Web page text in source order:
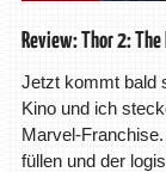
Review: Thor 2:
Jetzt kommt bald
Kino und ich
Marvel-
füllen und der